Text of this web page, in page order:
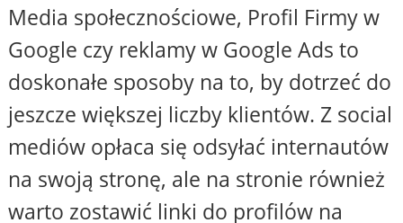
Media społecznościowe, Profil Firmy w
Google czy reklamy w Google Ads to
doskonałe sposoby na to, by dotrzeć do
jeszcze większej liczby klientów. Z social
mediów opłaca się odsyłać internautów
na swoją stronę, ale na stronie również
warto zostawić linki do profilów na